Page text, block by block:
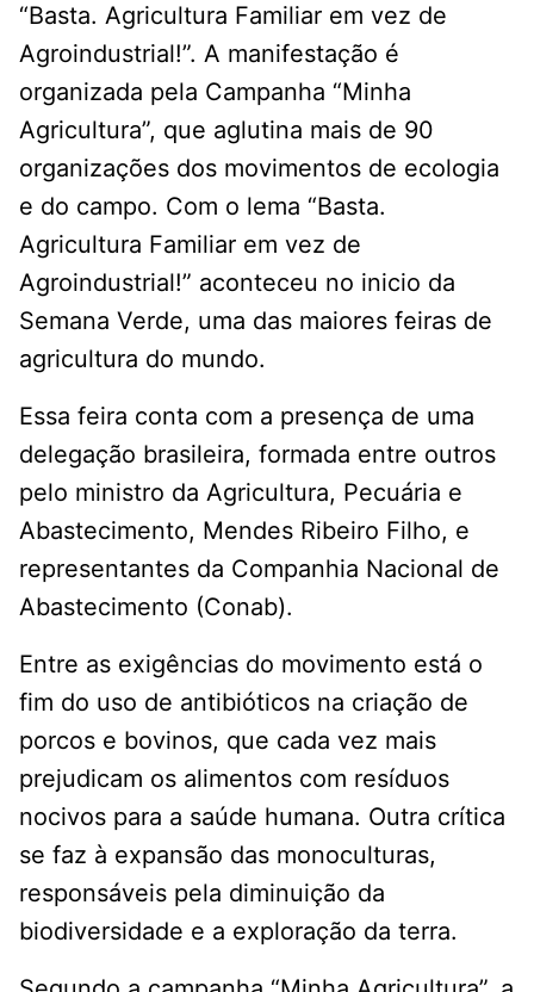
“Basta. Agricultura Familiar em vez de
Agroindustrial!”. A manifestação é
organizada pela Campanha “Minha
Agricultura”, que aglutina mais de 90
organizações dos movimentos de ecologia
e do campo. Com o lema “Basta.
Agricultura Familiar em vez de
Agroindustrial!” aconteceu no inicio da
Semana Verde, uma das maiores feiras de
agricultura do mundo.
Essa feira conta com a presença de uma
delegação brasileira, formada entre outros
pelo ministro da Agricultura, Pecuária e
Abastecimento, Mendes Ribeiro Filho, e
representantes da Companhia Nacional de
Abastecimento (Conab).
Entre as exigências do movimento está o
fim do uso de antibióticos na criação de
porcos e bovinos, que cada vez mais
prejudicam os alimentos com resíduos
nocivos para a saúde humana. Outra crítica
se faz à expansão das monoculturas,
responsáveis pela diminuição da
biodiversidade e a exploração da terra.